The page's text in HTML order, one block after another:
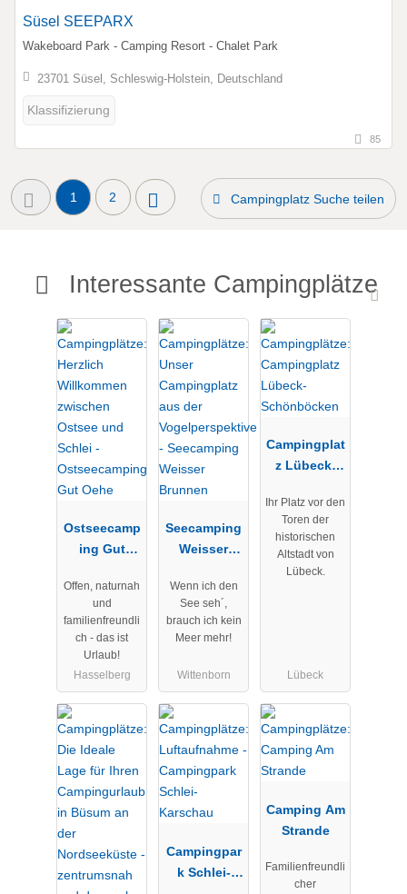
Süsel SEEPARX
Wakeboard Park - Camping Resort - Chalet Park
23701 Süsel, Schleswig-Holstein, Deutschland
Klassifizierung
85
1 2 Campingplatz Suche teilen
Interessante Campingplätze
Ostseecamp
ing Gut
Offen, naturnah
und
familienfreundli
ch - das ist
Urlaub!
Hasselberg
Seecamping
Weisser
Wenn ich den
See seh´,
brauch ich kein
Meer mehr!
Wittenborn
Campingplat
z Lübeck-
n
Ihr Platz vor den
Toren der
historischen
Altstadt von
Lübeck.
Lübeck
Campingpar
k Schlei-
Camping Am
Strande
Familienfreundli
cher